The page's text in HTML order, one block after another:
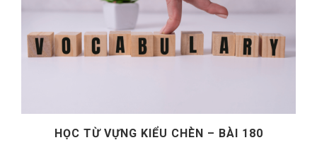
HỌC TỪ VỰNG KIỂU CHÈN – BÀI 180